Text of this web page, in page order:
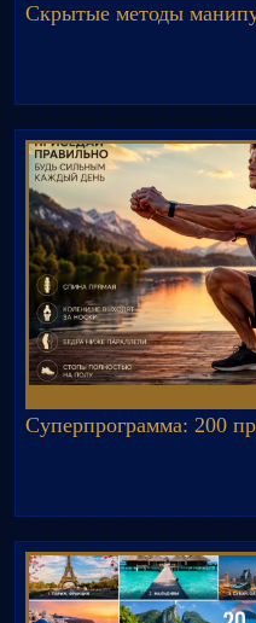
Скрытые методы
Суперпрограмма: 200